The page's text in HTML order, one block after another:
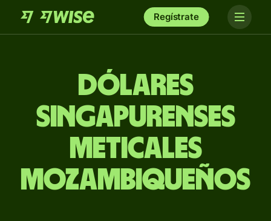
Regístrate
Dólares
singapurenses
meticales
mozambiqueños